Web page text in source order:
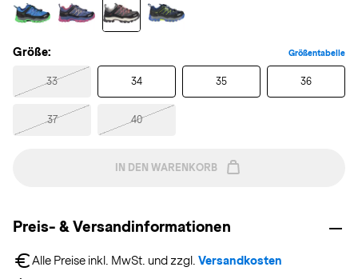
Größe: Größentabelle
33 34 35 36
37 40
IN DEN WARENKORB
Preis- & Versandinformationen
Alle Preise inkl. MwSt. und zzgl. Versandkosten